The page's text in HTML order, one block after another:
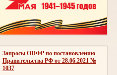
Запросы ОПФР по постановлению
Правительства РФ от 28.06.2021 №
1037